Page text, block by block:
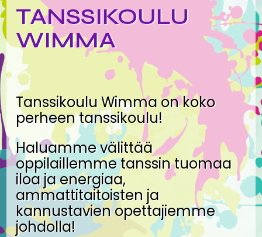
TANSSIKOULU
WIMMA
Tanssikoulu Wimma on koko
perheen tanssikoulu!
Haluamme välittää
oppilaillemme tanssin tuomaa
iloa ja energiaa,
ammattitaitoisten ja
kannustavien opettajiemme
johdolla!